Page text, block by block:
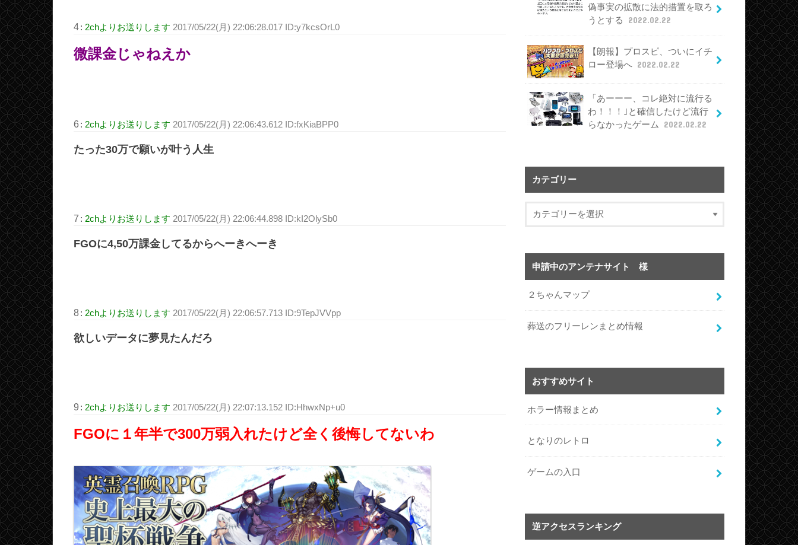
4: 2chよりお送りします 2017/05/22(月) 22:06:28.017 ID:y7kcsOrL0
微課金じゃねえか
6 : 2chよりお送りします 2017/05/22(月) 22:06:43.612 ID:fxKiaBPP0
たった30万で願いが叶う人生
7 : 2chよりお送りします 2017/05/22(月) 22:06:44.898 ID:kI2OlySb0
FGOに4,50万課金してるからへーきへーき
8: 2chよりお送りします 2017/05/22(月) 22:06:57.713 ID:9TepJVVpp
欲しいデータに夢見たんだろ
9 : 2chよりお送りします 2017/05/22(月) 22:07:13.152 ID:HhwxNp+u0
FGOに１年半で300万弱入れたけど全く後悔してないわ
偽事実の拡散に法的措置を取ろ
うとする
2022.02.22
【朗報】プロスピ、ついにイチ
ロー登場へ 2022.02.22
「あーーー、コレ絶対に流行る
わ！！！｣と確信したけど流行
らなかったゲーム
2022.02.22
カテゴリー
申請中のアンテナサイト 様
２ちゃんマップ
葬送のフリーレンまとめ情報
おすすめサイト
ホラー情報まとめ
となりのレトロ
ゲームの入口
逆アクセスランキング